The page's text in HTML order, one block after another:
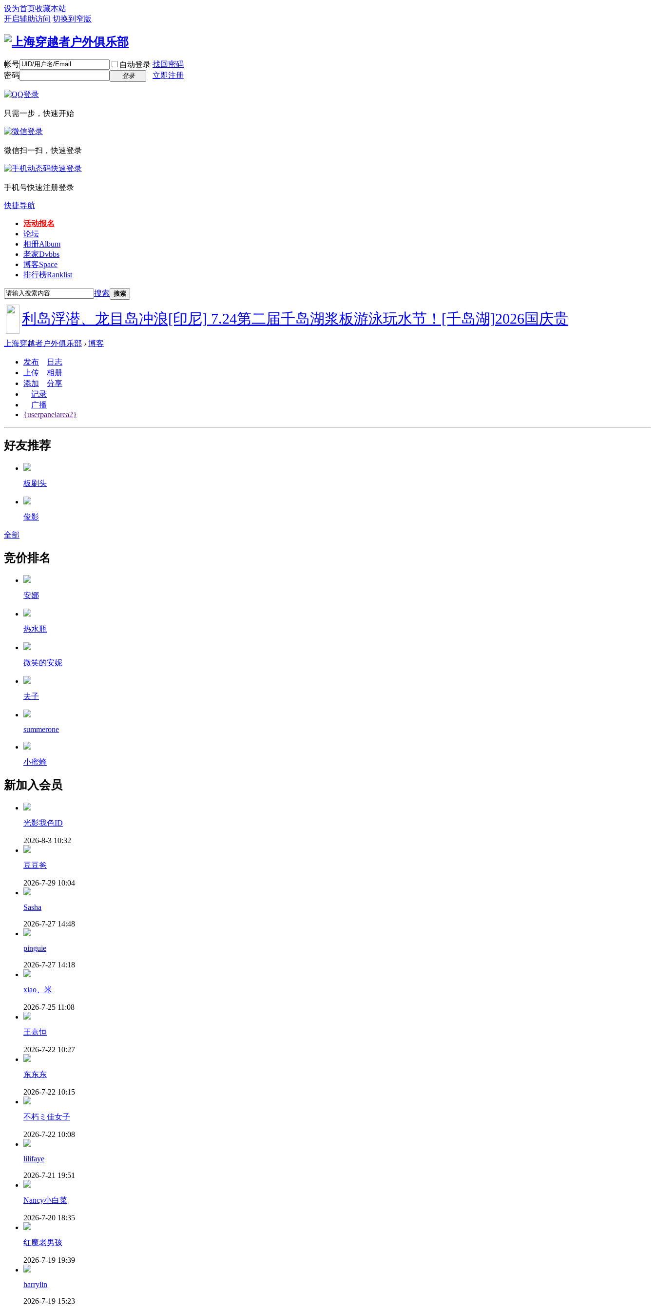
设为首页收藏本站
开启辅助访问 切换到窄版
帐号 自动登录 找回密码
密码
登录 立即注册
只需一步，快速开始
微信扫一扫，快速登录
手机号快速注册登录
快捷导航
活动报名
论坛
相册Album
老家Dvbbs
博客Space
排行榜Ranklist
搜索 搜索
岛浮潜、龙目岛冲浪[印尼]7.24第二届千岛湖浆板游泳玩水节！[千岛湖]2026国庆贵州屋脊-乌蒙山
上海穿越者户外俱乐部 › 博客
发布
日志
上传
相册
添加
分享
记录
广播
{userpanelarea2}
好友推荐
板刷头
俊影
全部
竞价排名
安娜
热水瓶
微笑的安妮
夫子
summerone
小蜜蜂
新加入会员
光影我色ID
2026-8-3 10:32
豆豆爸
2026-7-29 10:04
Sasha
2026-7-27 14:48
pinguie
2026-7-27 14:18
xiao、米
2026-7-25 11:08
王嘉恒
2026-7-22 10:27
东东东
2026-7-22 10:15
不朽ミ佳女子
2026-7-22 10:08
lilifaye
2026-7-21 19:51
Nancy小白菜
2026-7-20 18:35
红魔老男孩
2026-7-19 19:39
harrylin
2026-7-19 15:23